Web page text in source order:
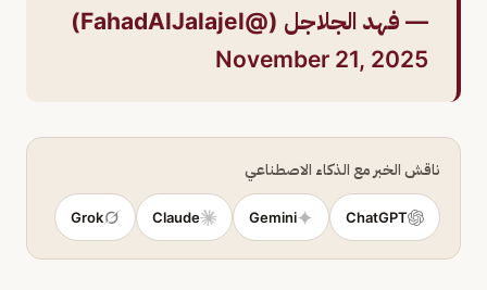
— فهد الجلاجل (@FahadAlJalajel)
November 21, 2025
ناقش الخبر مع الذكاء الاصطناعي
ChatGPT
Gemini
Claude
Grok